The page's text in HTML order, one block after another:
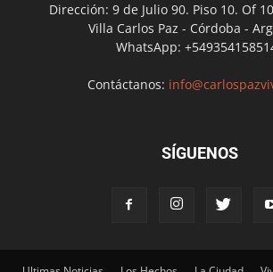
Dirección: 9 de Julio 90. Piso 10. Of
Villa Carlos Paz - Córdoba -
WhatsApp:
Contáctanos:
SÍGUENOS